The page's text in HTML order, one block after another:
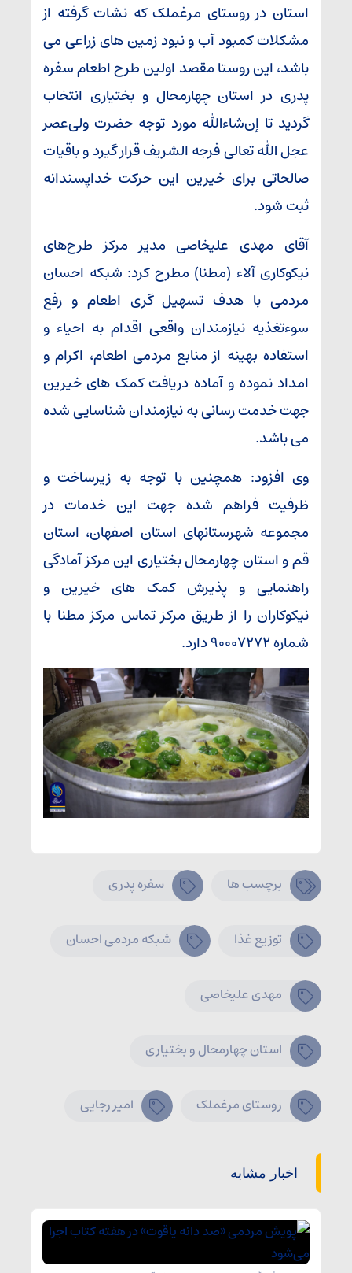
استان در روستای مرغملک که نشات گرفته از
مشکلات کمبود آب و نبود زمین های زراعی می
باشد، این روستا مقصد اولین طرح اطعام سفره
پدری در استان چهارمحال و بختیاری انتخاب
گردید تا إن‌شاءالله مورد توجه حضرت ولی‌عصر
عجل الله تعالی فرجه الشریف قرار گیرد و باقیات
صالحاتی برای خیرین این حرکت خداپسندانه
ثبت شود.
آقای مهدی علیخاصی مدیر مرکز طرح‌های
نیکوکاری آلاء (مطنا) مطرح کرد: شبکه احسان
مردمی با هدف تسهیل گری اطعام و رفع
سوءتغذیه نیازمندان واقعی اقدام به احیاء و
استفاده بهینه از منابع مردمی اطعام، اکرام و
امداد نموده و آماده دریافت کمک های خیرین
جهت خدمت رسانی به نیازمندان شناسایی شده
می باشد.
وی افزود: همچنین با توجه به زیرساخت و
ظرفیت فراهم شده جهت این خدمات در
مجموعه شهرستانهای استان اصفهان، استان
قم و استان چهارمحال بختیاری این مرکز آمادگی
راهنمایی و پذیرش کمک های خیرین و
نیکوکاران را از طریق مرکز تماس مرکز مطنا با
شماره ۹۰۰۰۷۲۷۲ دارد.
برچسب ها سفره پدری
توزیع غذا شبکه مردمی احسان
مهدی علیخاصی
استان چهارمحال و بختیاری
روستای مرغملک امیر رجایی
اخبار مشابه